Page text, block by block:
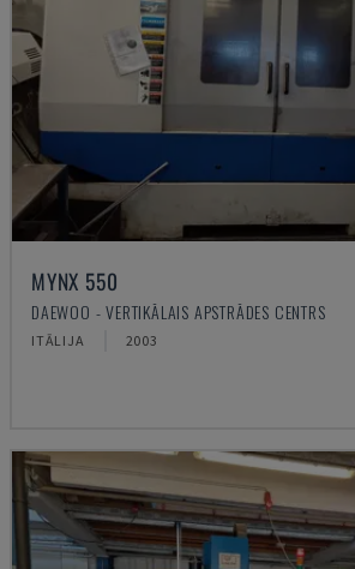
MYNX 550
DAEWOO - VERTIKĀLAIS APSTRĀDES CENTRS
ITĀLIJA 2003